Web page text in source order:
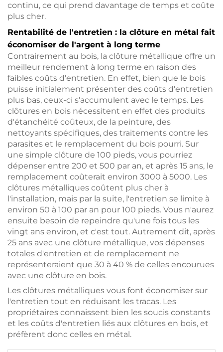
continu, ce qui prend davantage de temps et coûte
plus cher.
Rentabilité de l'entretien : la clôture en métal fait
économiser de l'argent à long terme
Contrairement au bois, la clôture métallique offre un
meilleur rendement à long terme en raison des
faibles coûts d'entretien. En effet, bien que le bois
puisse initialement présenter des coûts d'entretien
plus bas, ceux-ci s'accumulent avec le temps. Les
clôtures en bois nécessitent en effet des produits
d'étanchéité coûteux, de la peinture, des
nettoyants spécifiques, des traitements contre les
parasites et le remplacement du bois pourri. Sur
une simple clôture de 100 pieds, vous pourriez
dépenser entre 200 et 500 par an, et après 15 ans, le
remplacement coûterait environ 3000 à 5000. Les
clôtures métalliques coûtent plus cher à
l'installation, mais par la suite, l'entretien se limite à
environ 50 à 100 par an pour 100 pieds. Vous n'aurez
ensuite besoin de repeindre qu'une fois tous les
vingt ans environ, et c'est tout. Autrement dit, après
25 ans avec une clôture métallique, vos dépenses
totales d'entretien et de remplacement ne
représenteraient que 30 à 40 % de celles encourues
avec une clôture en bois.
Les clôtures métalliques vous font économiser sur
l'entretien tout en réduisant les tracas. Les
propriétaires connaissent bien les soucis constants
et les coûts d'entretien liés aux clôtures en bois, et
préfèrent donc celles en métal.